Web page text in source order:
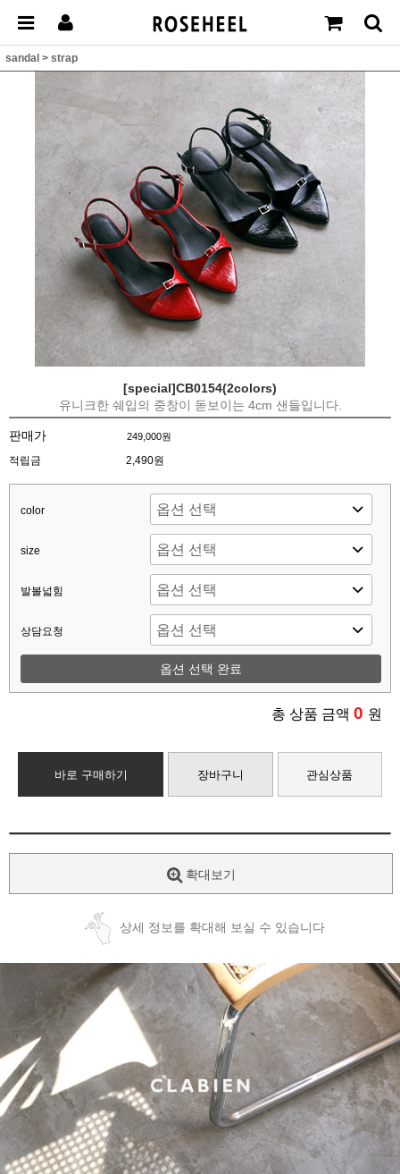
sandal > strap
[special]CB0154(2colors)
유니크한 쉐입의 중창이 돋보이는 4cm 샌들입니다.
판매가 249,000원
적립금 2,490원
color
size
발볼넓힘
상담요청
옵션 선택 완료
총 상품 금액 0 원
바로 구매하기 장바구니 관심상품
확대보기
상세 정보를 확대해 보실 수 있습니다